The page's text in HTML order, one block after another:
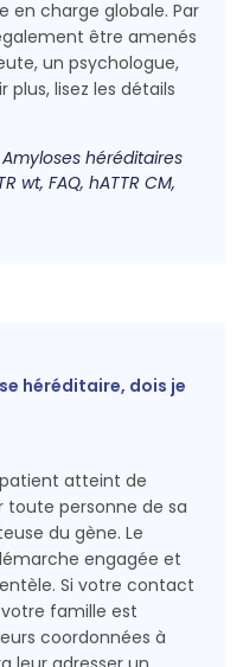
en charge globale. Par
être amenés
un psychologue,
plus, lisez les détails
héréditaires
wt, FAQ, hATTR CM,
héréditaire, dois je
atteint de
toute personne de sa
du gène. Le
engagée et
Si votre contact
famille est
coordonnées à